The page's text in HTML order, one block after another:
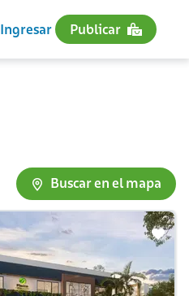
Ingresar Publicar
Buscar en el mapa